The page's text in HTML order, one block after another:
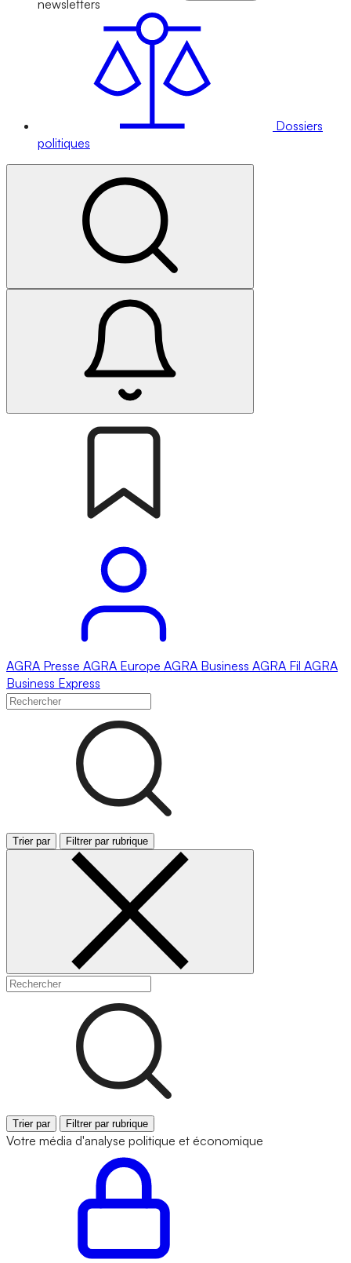
newsletters
Dossiers
politiques
AGRA Presse AGRA Europe AGRA Business AGRA Fil AGRA
Business Express
Trier par Filtrer par rubrique
Trier par Filtrer par rubrique
Votre média d'analyse politique et économique